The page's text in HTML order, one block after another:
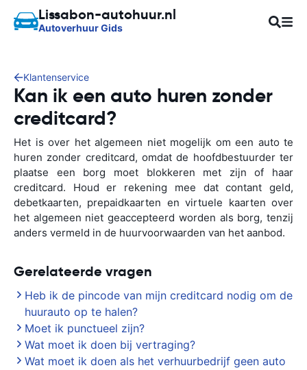
Lissabon-autohuur.nl
Autoverhuur Gids
Klantenservice
Kan ik een auto huren zonder
creditcard?
Het is over het algemeen niet mogelijk om een auto te
huren zonder creditcard, omdat de hoofdbestuurder ter
plaatse een borg moet blokkeren met zijn of haar
creditcard. Houd er rekening mee dat contant geld,
debetkaarten, prepaidkaarten en virtuele kaarten over
het algemeen niet geaccepteerd worden als borg, tenzij
anders vermeld in de huurvoorwaarden van het aanbod.
Gerelateerde vragen
Heb ik de pincode van mijn creditcard nodig om de
huurauto op te halen?
Moet ik punctueel zijn?
Wat moet ik doen bij vertraging?
Wat moet ik doen als het verhuurbedrijf geen auto